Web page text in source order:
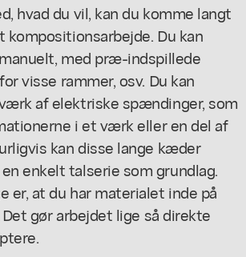
hvad du vil, kan du komme langt
kompositionsarbejde. Du kan
med præ-indspillede
visse rammer, osv. Du kan
af elektriske spændinger, som
i et værk eller en del af
kan disse lange kæder
enkelt talserie som grundlag.
er, at du har materialet inde på
gør arbejdet lige så direkte